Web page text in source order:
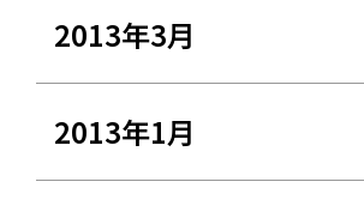
2013年3月
2013年1月